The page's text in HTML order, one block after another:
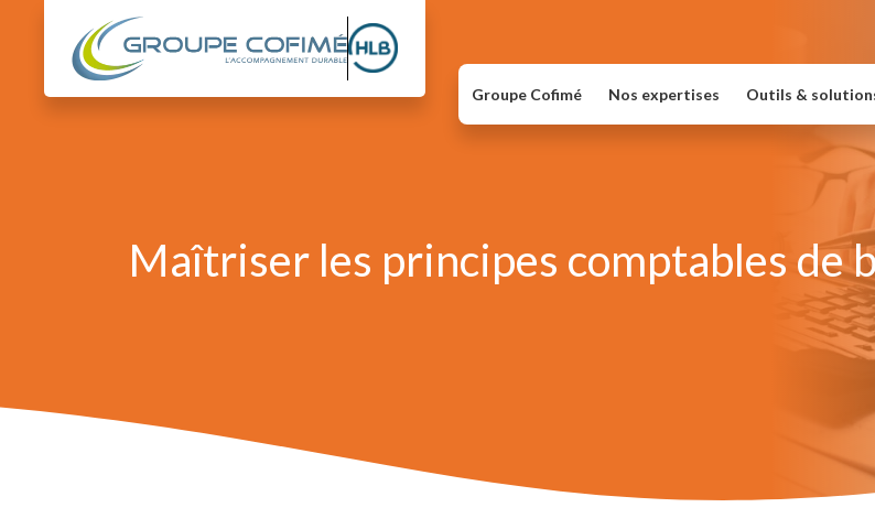
Groupe Cofimé Nos expertises Outils &
Maîtriser les principes comptables de